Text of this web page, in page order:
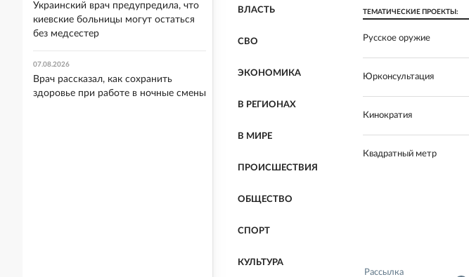
ВЛАСТЬ
СВО
ЭКОНОМИКА
В РЕГИОНАХ
В МИРЕ
ПРОИСШЕСТВИЯ
ОБЩЕСТВО
СПОРТ
КУЛЬТУРА
ТЕМАТИЧЕСКИЕ ПРОЕКТЫ:
Русское оружие
Юрконсультация
Кинократия
Квадратный метр
Рассылка
Украинский врач предупредила, что
киевские больницы могут остаться
без медсестер
07.08.2026
Врач рассказал, как сохранить
здоровье при работе в ночные смены